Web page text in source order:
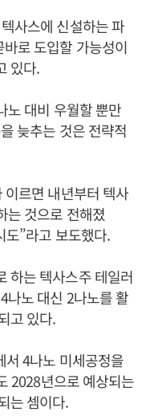
사스에 신설하는 파
로 도입할 가능성이
있다.
노 대비 우월할 뿐만
늦추는 것은 전략적
르면 내년부터 텍사
는 것으로 전해졌
도”라고 보도했다.
하는 텍사스주 테일러
나노 대신 2나노를 활
고 있다.
서 4나노 미세공정을
2028년으로 예상되는
는 셈이다.